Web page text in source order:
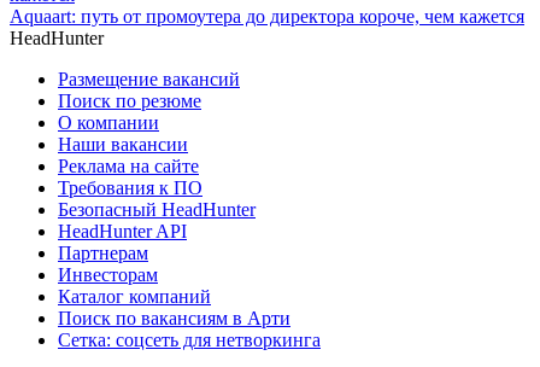
Aquaart: путь от промоутера до директора короче, чем кажется
HeadHunter
Размещение вакансий
Поиск по резюме
О компании
Наши вакансии
Реклама на сайте
Требования к ПО
Безопасный HeadHunter
HeadHunter API
Партнерам
Инвесторам
Каталог компаний
Поиск по вакансиям в Арти
Сетка: соцсеть для нетворкинга